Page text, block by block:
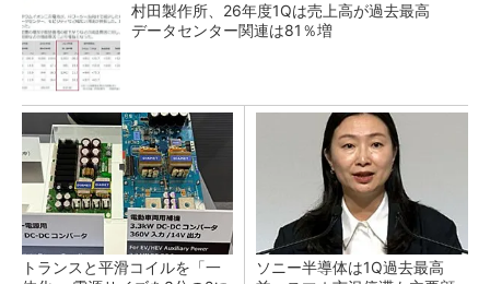
村田製作所、26年度1Qは売上高が過去最高
データセンター関連は81％増
トランスと平滑コイルを「一
ソニー半導体は1Q過去最高